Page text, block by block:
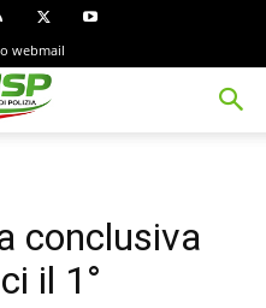
webmail
conclusiva
il 1°